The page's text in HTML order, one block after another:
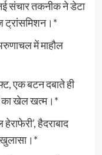
संचार तकनीक ने डेटा
ट्रांसमिशन।*
में माहौल
एक बटन दबाते ही
का खेल खत्म।*
हैदराबाद
खुलासा।*